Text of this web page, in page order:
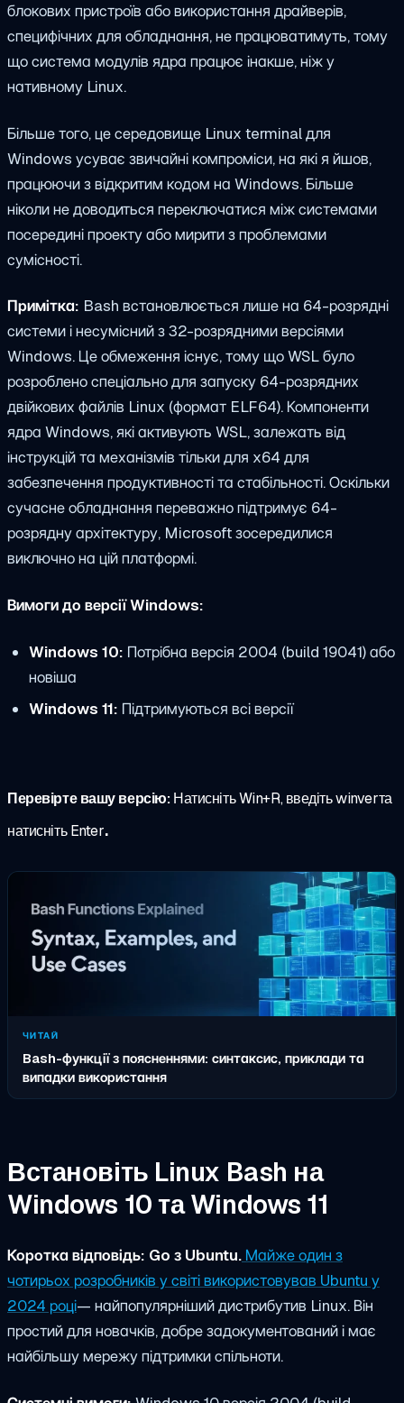
блокових пристроїв або використання драйверів,
специфічних для обладнання, не працюватимуть, тому
що система модулів ядра працює інакше, ніж у
нативному Linux.
Більше того, це середовище Linux terminal для
Windows усуває звичайні компроміси, на які я йшов,
працюючи з відкритим кодом на Windows. Більше
ніколи не доводиться переключатися між системами
посередині проекту або мирити з проблемами
сумісності.
Примітка: Bash встановлюється лише на 64-розрядні
системи і несумісний з 32-розрядними версіями
Windows. Це обмеження існує, тому що WSL було
розроблено спеціально для запуску 64-розрядних
двійкових файлів Linux (формат ELF64). Компоненти
ядра Windows, які активують WSL, залежать від
інструкцій та механізмів тільки для x64 для
забезпечення продуктивності та стабільності. Оскільки
сучасне обладнання переважно підтримує 64-
розрядну архітектуру, Microsoft зосередилися
виключно на цій платформі.
Вимоги до версії Windows:
Windows 10: Потрібна версія 2004 (build 19041) або
новіша
Windows 11: Підтримуються всі версії
Перевірте вашу версію:Натисніть Win+R, введітьwinverта
натисніть Enter.
ЧИТАЙ
Bash-функції з поясненнями: синтаксис, приклади та
випадки використання
Встановіть Linux Bash на
Windows 10 та Windows 11
Коротка відповідь: Go з Ubuntu. Майже один з
чотирьох розробників у світі використовував Ubuntu у
2024 році— найпопулярніший дистрибутив Linux. Він
простий для новачків, добре задокументований і має
найбільшу мережу підтримки спільноти.